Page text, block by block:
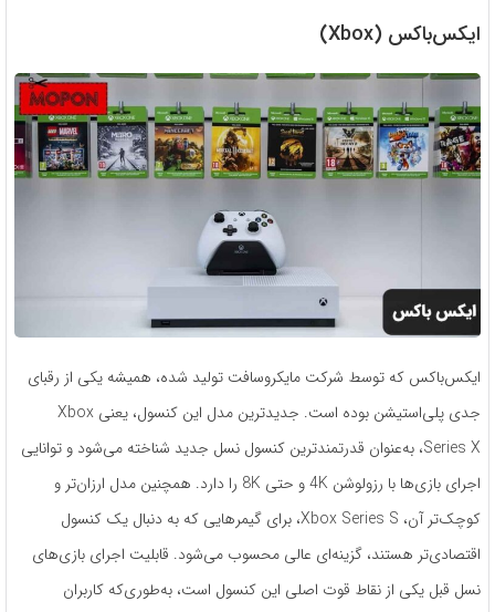
ایکس‌باکس (Xbox)
ایکس‌باکس که توسط شرکت مایکروسافت تولید شده، همیشه یکی از رقبای
جدی پلی‌استیشن بوده است. جدیدترین مدل این کنسول، یعنی Xbox
Series X، به‌عنوان قدرتمندترین کنسول نسل جدید شناخته می‌شود و توانایی
اجرای بازی‌ها با رزولوشن 4K و حتی 8K را دارد. همچنین مدل ارزان‌تر و
کوچک‌تر آن، Xbox Series S، برای گیمرهایی که به دنبال یک کنسول
اقتصادی‌تر هستند، گزینه‌ای عالی محسوب می‌شود. قابلیت اجرای بازی‌های
نسل قبل یکی از نقاط قوت اصلی این کنسول است، به‌طوری‌که کاربران